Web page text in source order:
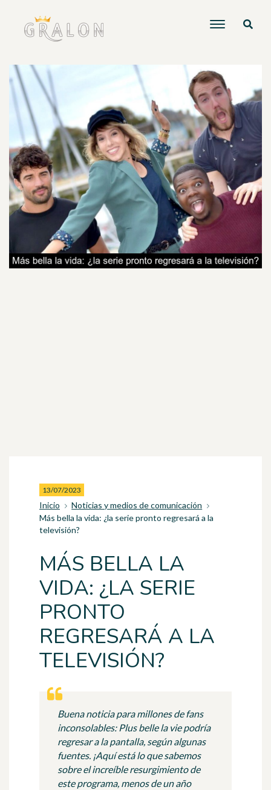
13/07/2023
Inicio
Noticias y medios de comunicación
Más bella la vida: ¿la serie pronto regresará a la
televisión?
MÁS BELLA LA
VIDA: ¿LA SERIE
PRONTO
REGRESARÁ A LA
TELEVISIÓN?
Buena noticia para millones de fans
inconsolables: Plus belle la vie podría
regresar a la pantalla, según algunas
fuentes. ¡Aquí está lo que sabemos
sobre el increíble resurgimiento de
este programa, menos de un año